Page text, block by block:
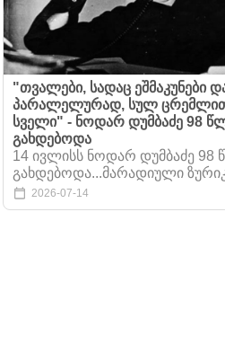
"თვალები, სადაც ეშმაკუნები
პარალელურად, სულ
სველი" - ნოდარ დუმბაძე 98
გახდებოდა
14 ივლისს ნოდარ დუმბაძე 98
გახდებოდა...მარადიული
2026-07-14